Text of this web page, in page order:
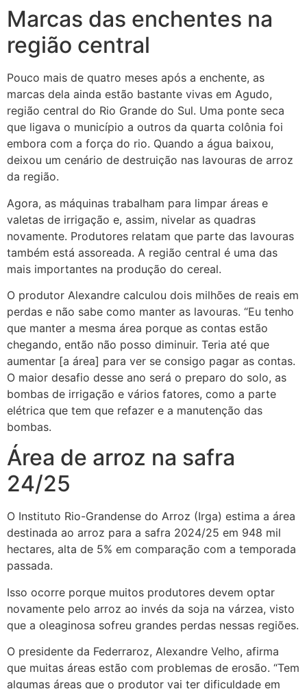
Marcas das enchentes na
região central
Pouco mais de quatro meses após a enchente, as
marcas dela ainda estão bastante vivas em Agudo,
região central do Rio Grande do Sul. Uma ponte seca
que ligava o município a outros da quarta colônia foi
embora com a força do rio. Quando a água baixou,
deixou um cenário de destruição nas lavouras de arroz
da região.
Agora, as máquinas trabalham para limpar áreas e
valetas de irrigação e, assim, nivelar as quadras
novamente. Produtores relatam que parte das lavouras
também está assoreada. A região central é uma das
mais importantes na produção do cereal.
O produtor Alexandre calculou dois milhões de reais em
perdas e não sabe como manter as lavouras. “Eu tenho
que manter a mesma área porque as contas estão
chegando, então não posso diminuir. Teria até que
aumentar [a área] para ver se consigo pagar as contas.
O maior desafio desse ano será o preparo do solo, as
bombas de irrigação e vários fatores, como a parte
elétrica que tem que refazer e a manutenção das
bombas.
Área de arroz na safra
24/25
O Instituto Rio-Grandense do Arroz (Irga) estima a área
destinada ao arroz para a safra 2024/25 em 948 mil
hectares, alta de 5% em comparação com a temporada
passada.
Isso ocorre porque muitos produtores devem optar
novamente pelo arroz ao invés da soja na várzea, visto
que a oleaginosa sofreu grandes perdas nessas regiões.
O presidente da Federraroz, Alexandre Velho, afirma
que muitas áreas estão com problemas de erosão. “Tem
algumas áreas que o produtor vai ter dificuldade em